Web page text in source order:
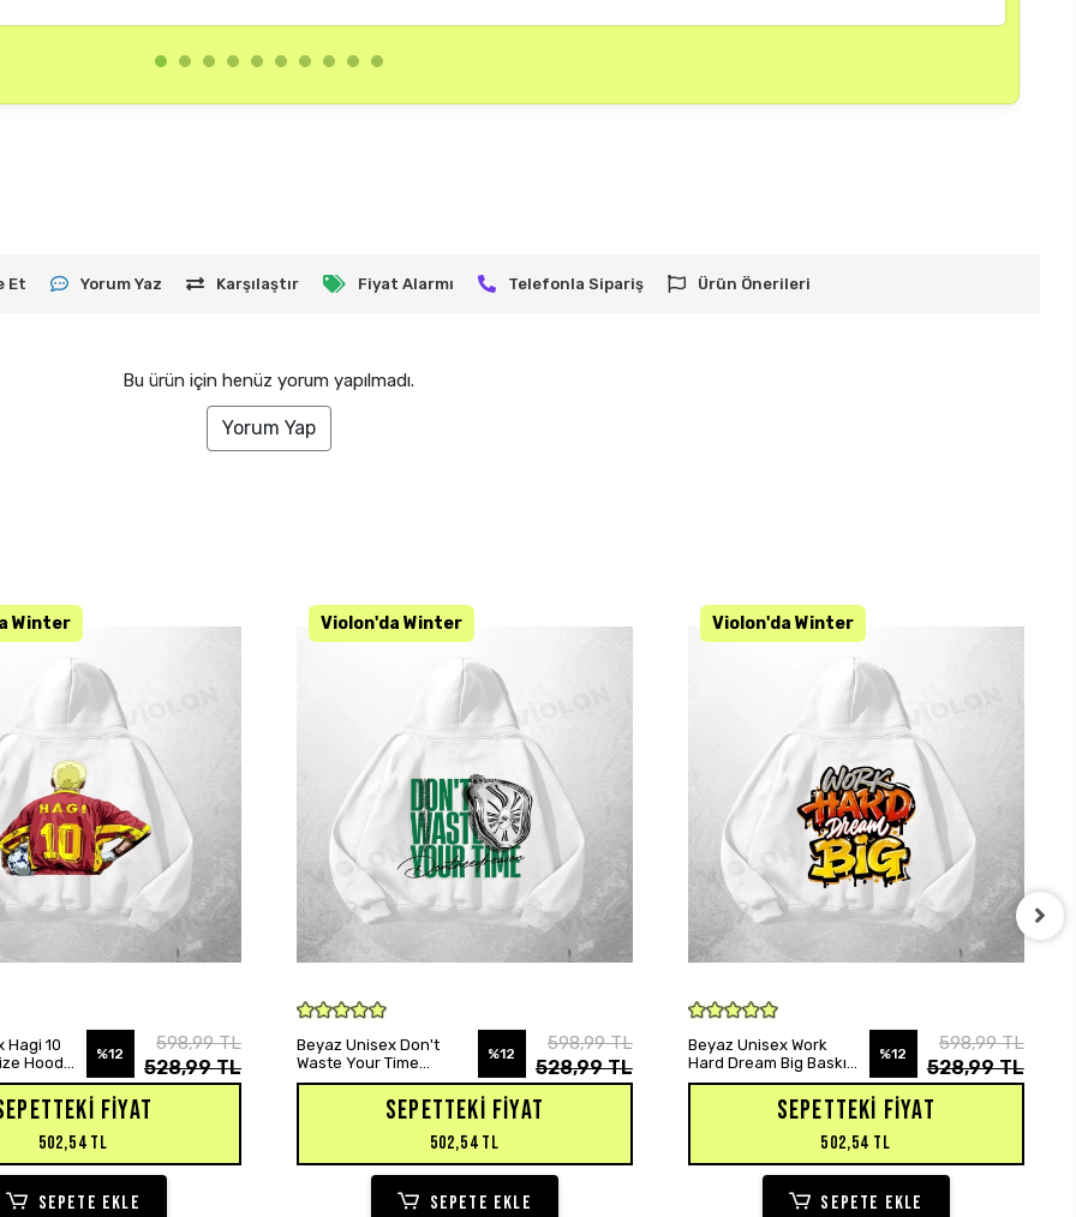
Et Yorum Yaz Karşılaştır Fiyat Alarmı Telefonla Sipariş Ürün Önerileri
Bu ürün için henüz yorum yapılmadı.
Yorum Yap
SEPETE EKLE
Hagi 10
Hoodie
%12
598,99 TL
528,99 TL
FIYAT
502,54 TL
SEPETE EKLE
SEPETE EKLE
Beyaz Unisex Don't
Waste Your Time
Baskılı Oversize Hoodie
%12
598,99 TL
528,99 TL
SEPETTEKI FIYAT
502,54 TL
SEPETE EKLE
SEPETE EKLE
Beyaz Unisex Work
Hard Dream Big Baskılı
Oversize Hoodie
%12
598,99 TL
528,99 TL
SEPETTEKI FIYAT
502,54 TL
SEPETE EKLE